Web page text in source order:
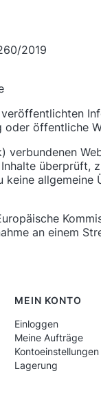
2019
oder öffentliche
verbundenen
überprüft,
keine
an einem
MEIN KONTO
Einloggen
Meine Aufträge
Kontoeinstellungen
Lagerung